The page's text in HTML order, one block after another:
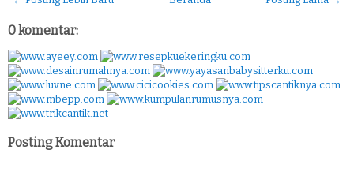
0 komentar:
Posting Komentar